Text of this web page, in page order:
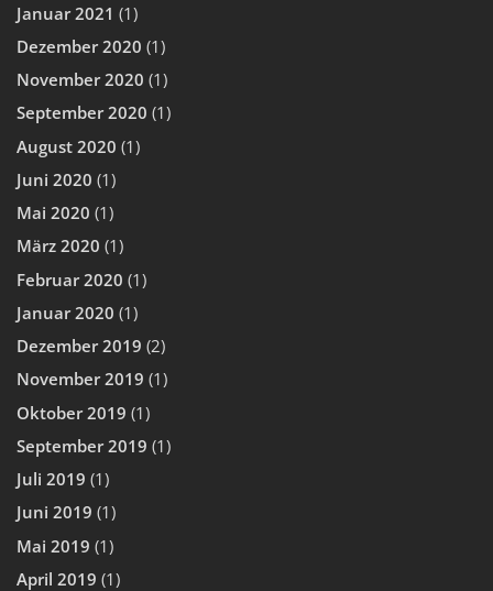
Januar 2021 (1)
Dezember 2020 (1)
November 2020 (1)
September 2020 (1)
August 2020 (1)
Juni 2020 (1)
Mai 2020 (1)
März 2020 (1)
Februar 2020 (1)
Januar 2020 (1)
Dezember 2019 (2)
November 2019 (1)
Oktober 2019 (1)
September 2019 (1)
Juli 2019 (1)
Juni 2019 (1)
Mai 2019 (1)
April 2019 (1)